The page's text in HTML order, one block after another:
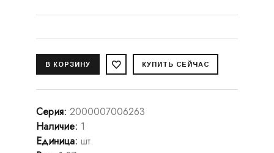
Серия: 2000007006263
Наличие: 1
Единица: шт.